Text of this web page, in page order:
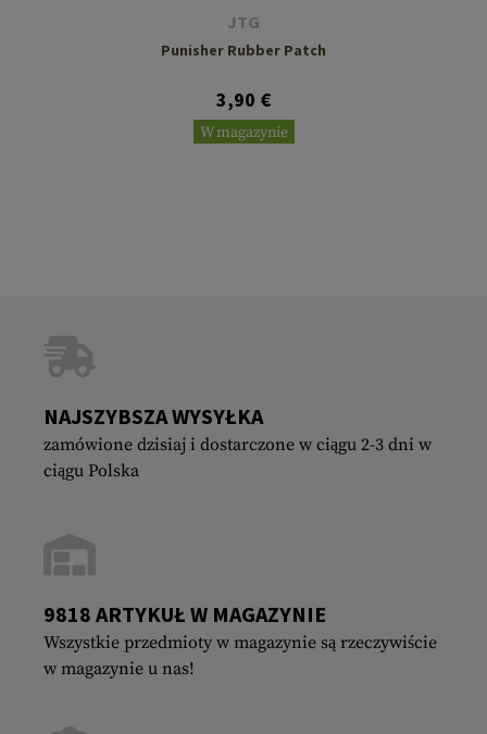
JTG
Punisher Rubber Patch
3,90 €
W magazynie
NAJSZYBSZA WYSYŁKA
zamówione dzisiaj i dostarczone w ciągu 2-3 dni w
ciągu Polska
9818 ARTYKUŁ W MAGAZYNIE
Wszystkie przedmioty w magazynie są rzeczywiście
w magazynie u nas!